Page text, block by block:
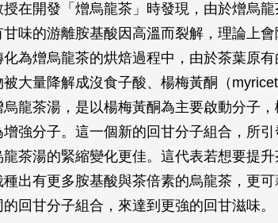
授在開發「熷烏龍茶」時發現，由於熷烏
甘味的游離胺基酸因高溫而裂解，理論上
為熷烏龍茶的烘焙過程中，由於茶葉原
大量降解成沒食子酸、楊梅黃酮（
烏龍茶湯，是以楊梅黃酮為主要啟動分子
增強分子。這一個新的回甘分子組合，所
龍茶湯的緊縮變化更佳。這代表若想要提
出有更多胺基酸與茶倍素的烏龍茶，更
回甘分子組合，來達到更強的回甘滋味。